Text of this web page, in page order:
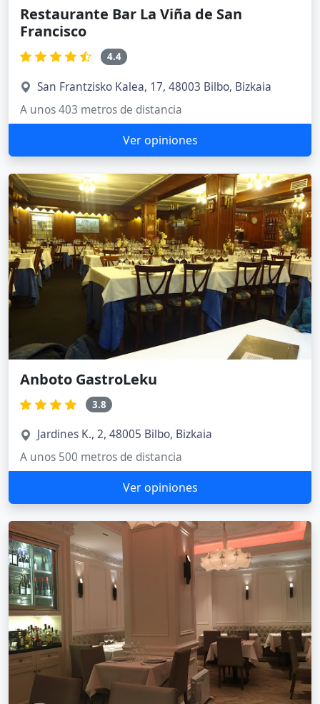
Restaurante Bar La Viña de San
Francisco
4.4
San Frantzisko Kalea, 17, 48003 Bilbo, Bizkaia
A unos 403 metros de distancia
Ver opiniones
Anboto GastroLeku
3.8
Jardines K., 2, 48005 Bilbo, Bizkaia
A unos 500 metros de distancia
Ver opiniones